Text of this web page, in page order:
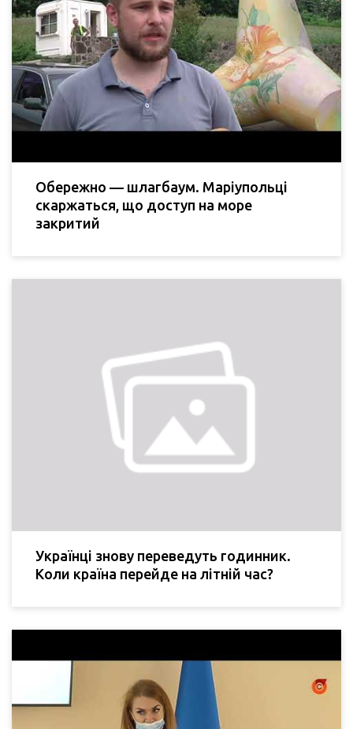
Обережно — шлагбаум. Маріупольці
скаржаться, що доступ на море
закритий
Українці знову переведуть годинник.
Коли країна перейде на літній час?